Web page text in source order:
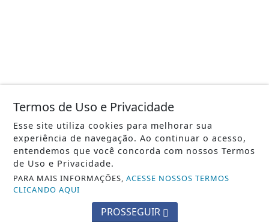
Termos de Uso e Privacidade
Esse site utiliza cookies para melhorar sua
experiência de navegação. Ao continuar o acesso,
entendemos que você concorda com nossos Termos
de Uso e Privacidade.
PARA MAIS INFORMAÇÕES,ACESSE NOSSOS TERMOS
CLICANDO AQUI
PROSSEGUIR